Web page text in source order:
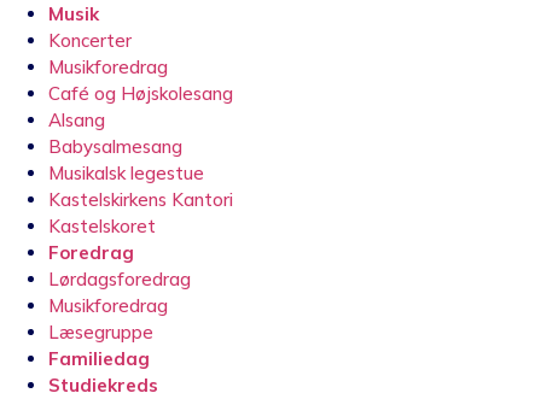
Musik
Koncerter
Musikforedrag
Café og Højskolesang
Alsang
Babysalmesang
Musikalsk legestue
Kastelskirkens Kantori
Kastelskoret
Foredrag
Lørdagsforedrag
Musikforedrag
Læsegruppe
Familiedag
Studiekreds